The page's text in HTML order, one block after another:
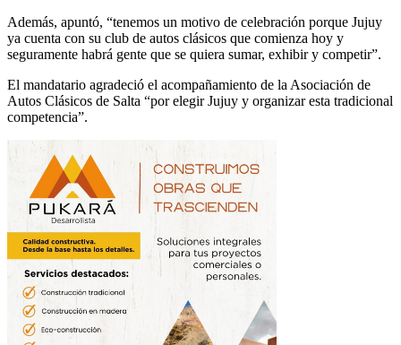
Además, apuntó, “tenemos un motivo de celebración porque Jujuy
ya cuenta con su club de autos clásicos que comienza hoy y
seguramente habrá gente que se quiera sumar, exhibir y competir”.
El mandatario agradeció el acompañamiento de la Asociación de
Autos Clásicos de Salta “por elegir Jujuy y organizar esta tradicional
competencia”.